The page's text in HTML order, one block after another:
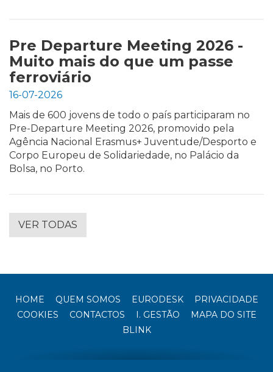
Pre Departure Meeting 2026 -
Muito mais do que um passe
ferroviário
16-07-2026
Mais de 600 jovens de todo o país participaram no
Pre-Departure Meeting 2026, promovido pela
Agência Nacional Erasmus+ Juventude/Desporto e
Corpo Europeu de Solidariedade, no Palácio da
Bolsa, no Porto.
VER TODAS
HOME QUEM SOMOS EURODESK
PRIVACIDADE
COOKIES
CONTACTOS I. GESTÃO
MAPA DO SITE
BLINK